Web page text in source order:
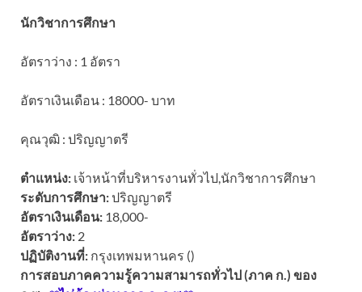
นักวิชาการศึกษา
อัตราว่าง : 1 อัตรา
อัตราเงินเดือน : 18000- บาท
คุณวุฒิ : ปริญญาตรี
ตำแหน่ง: เจ้าหน้าที่บริหารงานทั่วไป,นักวิชาการศึกษา
ระดับการศึกษา:ปริญญาตรี
อัตราเงินเดือน: 18,000-
อัตราว่าง: 2
ปฏิบัติงานที่: กรุงเทพมหานคร ()
การสอบภาคความรู้ความสามารถทั่วไป (ภาค ก.) ของ